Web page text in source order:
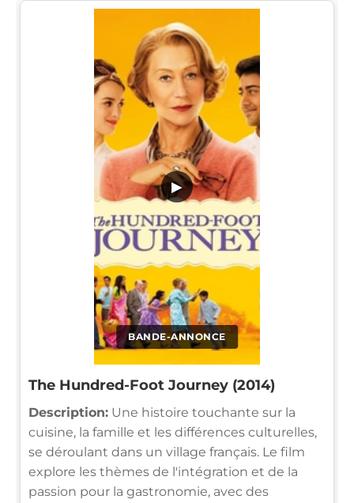
BANDE-ANNONCE
▶
The Hundred-Foot Journey (2014)
Description: Une histoire touchante sur la
cuisine, la famille et les différences culturelles,
se déroulant dans un village français. Le film
explore les thèmes de l'intégration et de la
passion pour la gastronomie, avec des